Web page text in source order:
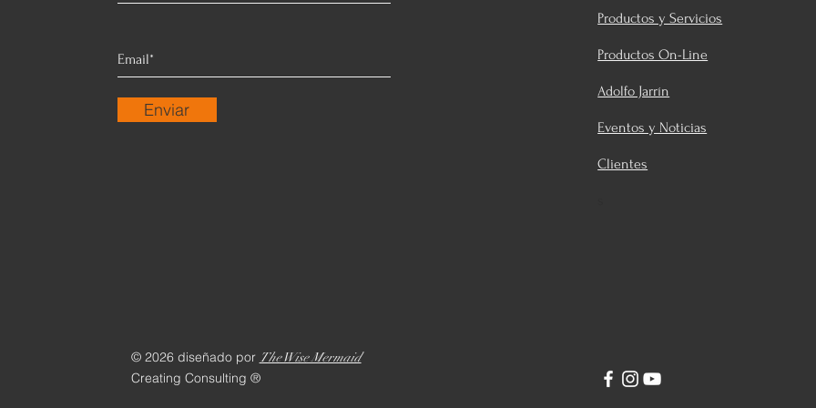
Enviar
© 2026 diseñado por The Wise Mermaid
Creating Consulting ®
Productos y Servicios
Productos On-Line
Adolfo Jarrín
Eventos y Noticias
Clientes